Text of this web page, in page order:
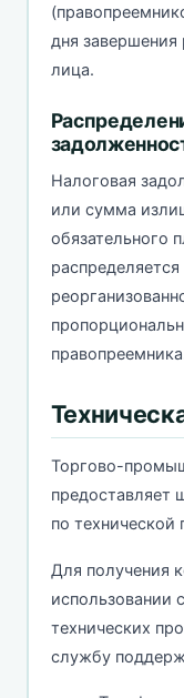
дня завершения
лица.
Налоговая
или сумма
обязательного
Торгово-
предоставляет
по технической
Для получения
использовании
технических
службу